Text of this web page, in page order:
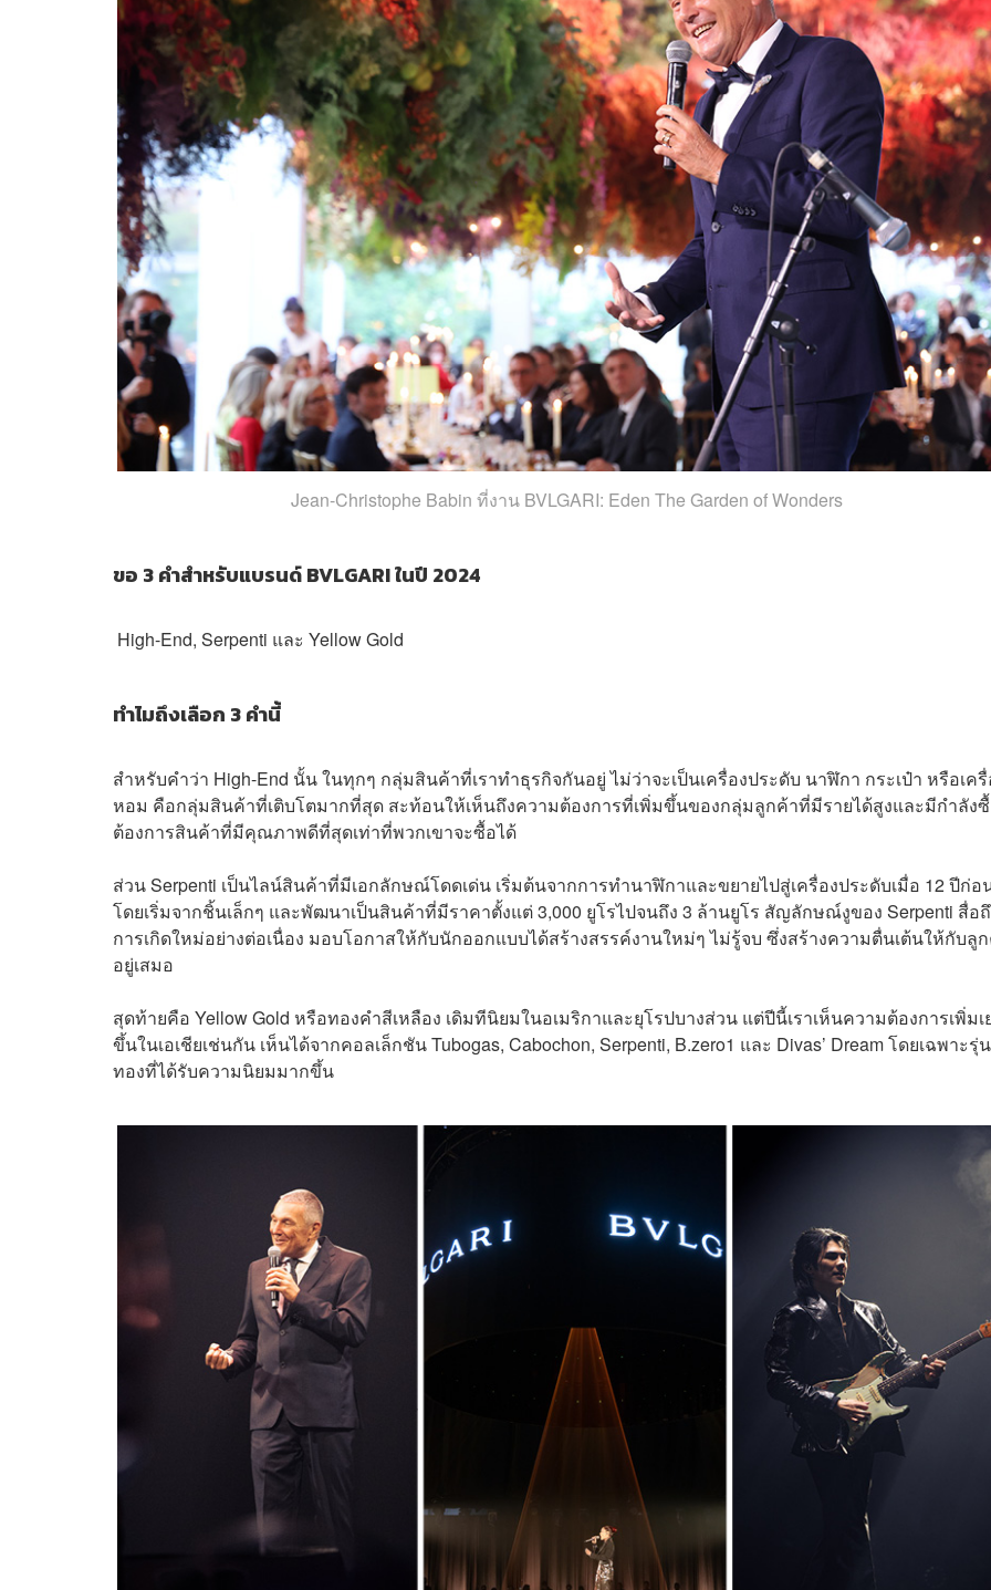
Jean-Christophe Babin ที่งาน BVLGARI: Eden The Garden of Wonders
ขอ 3 คำสำหรับแบรนด์ BVLGARI ในปี 2024
High-End, Serpenti และ Yellow Gold
ทำไมถึงเลือก 3 คำนี้
สำหรับคำว่า High-End นั้น ในทุกๆ กลุ่มสินค้าที่เราทำธุรกิจกันอยู่ ไม่ว่าจะเป็นเครื่องประดับ นาฬิกา กระเป๋า หรือเค
หอม คือกลุ่มสินค้าที่เติบโตมากที่สุด สะท้อนให้เห็นถึงความต้องการที่เพิ่มขึ้นของกลุ่มลูกค้าที่มีรายได้สูงและมีกำลัง
ต้องการสินค้าที่มีคุณภาพดีที่สุดเท่าที่พวกเขาจะซื้อได้
ส่วน Serpenti เป็นไลน์สินค้าที่มีเอกลักษณ์โดดเด่น เริ่มต้นจากการทำนาฬิกาและขยายไปสู่เครื่องประดับเมื่อ 12 ปีก่อ
โดยเริ่มจากชิ้นเล็กๆ และพัฒนาเป็นสินค้าที่มีราคาตั้งแต่ 3,000 ยูโรไปจนถึง 3 ล้านยูโร สัญลักษณ์งูของ Serpenti สื่อ
การเกิดใหม่อย่างต่อเนื่อง มอบโอกาสให้กับนักออกแบบได้สร้างสรรค์งานใหม่ๆ ไม่รู้จบ ซึ่งสร้างความตื่นเต้นให้กับลู
อยู่เสมอ
สุดท้ายคือ Yellow Gold หรือทองคำสีเหลือง เดิมทีนิยมในอเมริกาและยุโรปบางส่วน แต่ปีนี้เราเห็นความต้องการเพิ่มเ
ขึ้นในเอเชียเช่นกัน เห็นได้จากคอลเล็กชัน Tubogas, Cabochon, Serpenti, B.zero1 และ Divas’ Dream โดยเฉพาะรุ่
ทองที่ได้รับความนิยมมากขึ้น